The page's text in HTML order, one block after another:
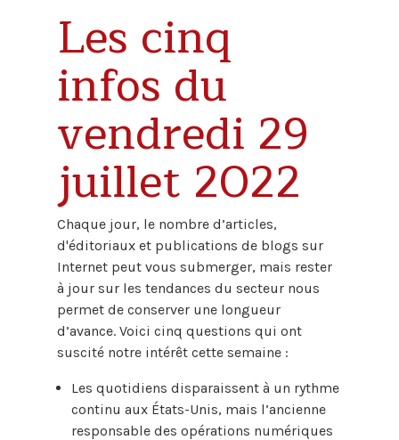
Les cinq
infos du
vendredi 29
juillet 2022
Chaque jour, le nombre d’articles,
d'éditoriaux et publications de blogs sur
Internet peut vous submerger, mais rester
à jour sur les tendances du secteur nous
permet de conserver une longueur
d’avance. Voici cinq questions qui ont
suscité notre intérêt cette semaine :
Les quotidiens disparaissent à un rythme
continu aux États-Unis, mais l’ancienne
responsable des opérations numériques